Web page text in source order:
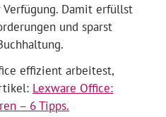
Damit erfüllst
und sparst
effizient arbeitest,
Lexware Office:
– 6 Tipps.